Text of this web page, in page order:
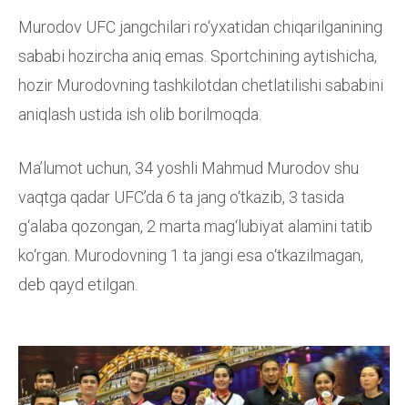
Murodov UFC jangchilari ro‘yxatidan chiqarilganining
sababi hozircha aniq emas. Sportchining aytishicha,
hozir Murodovning tashkilotdan chetlatilishi sababini
aniqlash ustida ish olib borilmoqda.
Ma’lumot uchun, 34 yoshli Mahmud Murodov shu
vaqtga qadar UFCʼda 6 ta jang o‘tkazib, 3 tasida
g‘alaba qozongan, 2 marta mag‘lubiyat alamini tatib
ko‘rgan. Murodovning 1 ta jangi esa o‘tkazilmagan,
deb qayd etilgan.